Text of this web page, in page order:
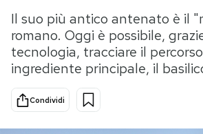
Politica
Tecnologia
Internet
Scienza
Cultura
Economia
Ok
Il suo più antico antenato è il
romano. Oggi è possibile,
tecnologia, tracciare il
ingrediente principale, il
Condividi